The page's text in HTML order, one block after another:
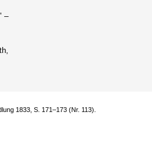
–
1833, S. 171–173 (Nr. 113).